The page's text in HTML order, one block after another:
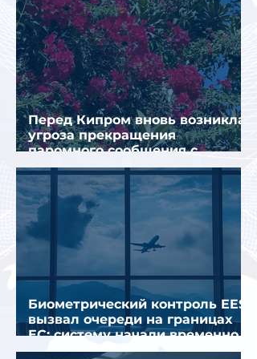
Перед Кипром вновь возникла
угроза прекращения
паромного сообщения с
Грецией
Биометрический контроль EES
вызвал очереди на границах
ЕС: систему начали временно
отключать